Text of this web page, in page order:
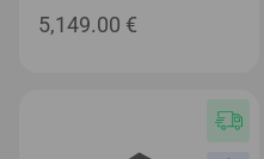
5,149.00 €